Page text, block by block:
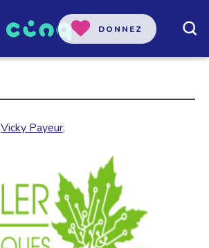
DONNEZ
Vicky Payeur,